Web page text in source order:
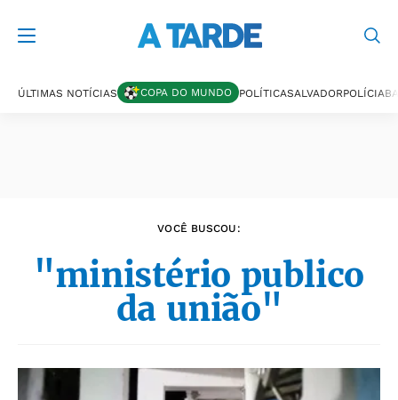
ÚLTIMAS NOTÍCIAS COPA DO MUNDO POLÍTICASALVADORPOLÍCIA
VOCÊ BUSCOU:
"ministério publico
da união"